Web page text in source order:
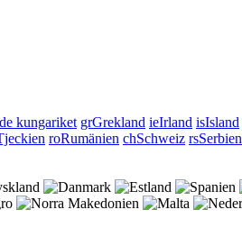
kungariket grGrekland ieIrland isIsland
roRumänien chSchweiz rsSerbien